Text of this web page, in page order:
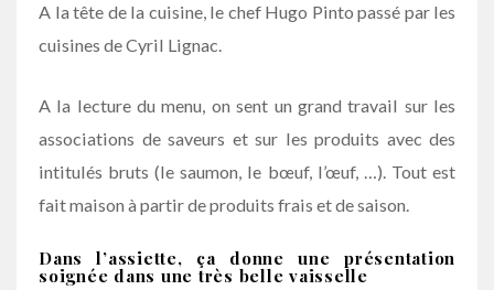
A la tête de la cuisine, le chef Hugo Pinto passé par les
cuisines de Cyril Lignac.
A la lecture du menu, on sent un grand travail sur les
associations de saveurs et sur les produits avec des
intitulés bruts (le saumon, le bœuf, l’œuf, …). Tout est
fait maison à partir de produits frais et de saison.
Dans l’assiette, ça donne une présentation
soignée dans une très belle vaisselle